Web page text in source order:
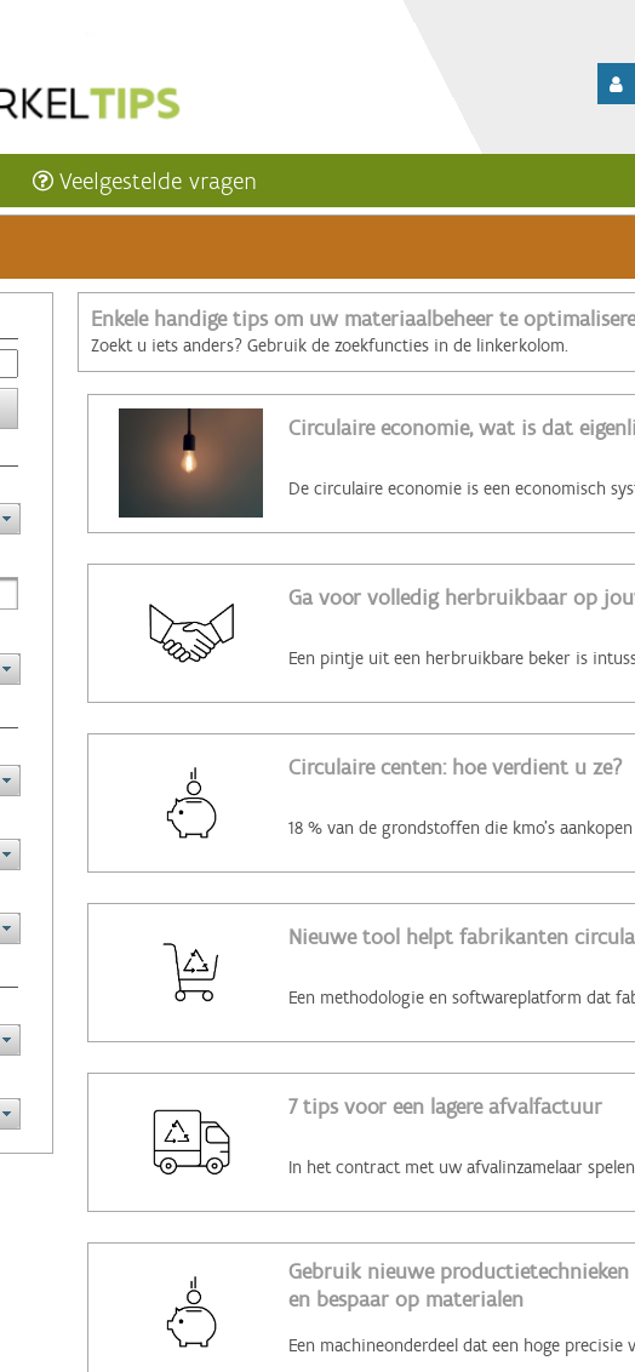
Veelgestelde vragen
Enkele handige tips om uw materiaalbeheer te
Zoekt u iets anders? Gebruik de zoekfuncties in de linkerkolom.
Circulaire economie, wat is dat
Ga voor volledig herbruikbaar op
Circulaire centen: hoe verdient u ze?
Nieuwe tool helpt fabrikanten
7 tips voor een lagere afvalfactuur
Gebruik nieuwe
en bespaar op materialen